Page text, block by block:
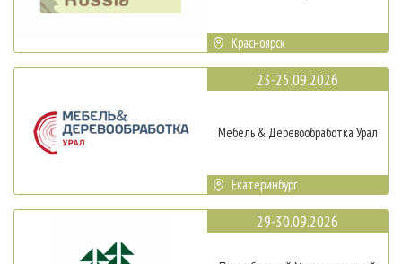
Красноярск
23-25.09.2026
Мебель & Деревообработка Урал
Екатеринбург
29-30.09.2026